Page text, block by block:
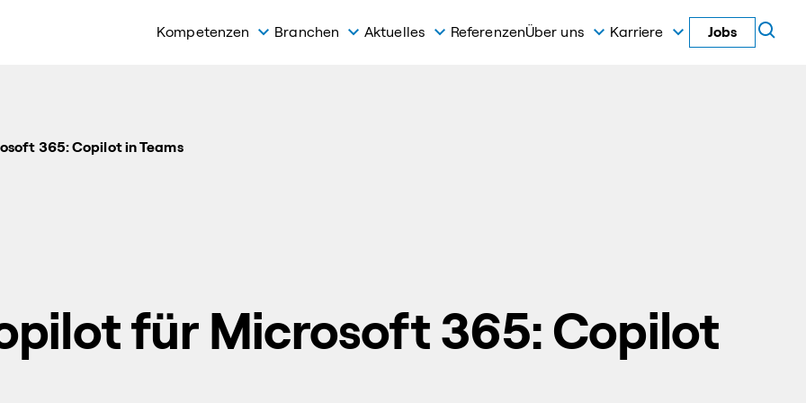
Kompetenzen Branchen Aktuelles ReferenzenÜber uns Karriere Jobs
365: Copilot in Teams
für Microsoft 365: Copilot